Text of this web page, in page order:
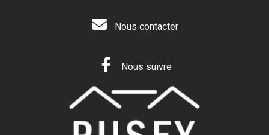
Nous contacter
Nous suivre